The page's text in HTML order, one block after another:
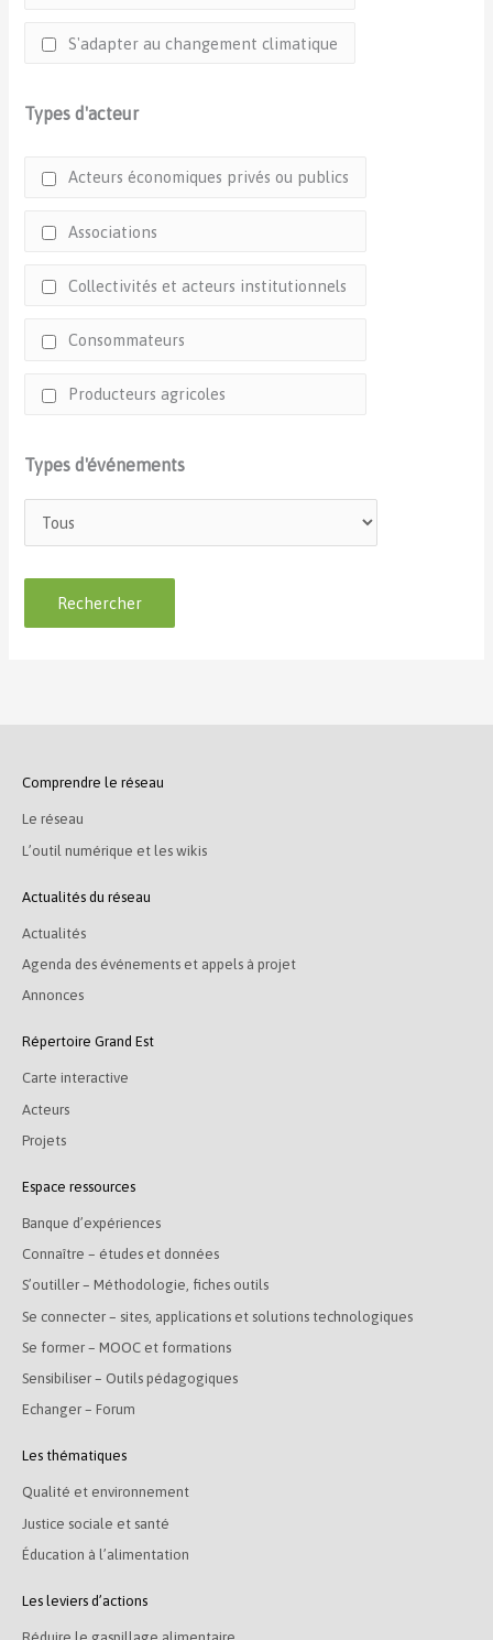
S'adapter au changement climatique
Types d'acteur
Acteurs économiques privés ou publics
Associations
Collectivités et acteurs institutionnels
Consommateurs
Producteurs agricoles
Types d'événements
Comprendre le réseau
Le réseau
L’outil numérique et les wikis
Actualités du réseau
Actualités
Agenda des événements et appels à projet
Annonces
Répertoire Grand Est
Carte interactive
Acteurs
Projets
Espace ressources
Banque d’expériences
Connaître – études et données
S’outiller – Méthodologie, fiches outils
Se connecter – sites, applications et solutions technologiques
Se former – MOOC et formations
Sensibiliser – Outils pédagogiques
Echanger – Forum
Les thématiques
Qualité et environnement
Justice sociale et santé
Éducation à l’alimentation
Les leviers d’actions